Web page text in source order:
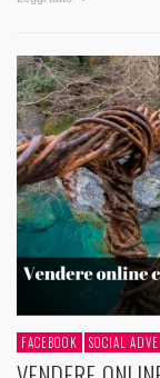
FACEBOOK SOCIAL